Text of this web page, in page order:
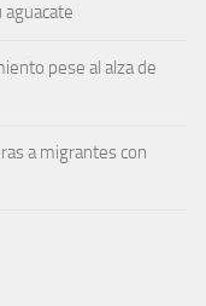
aguacate
pese al alza de
a migrantes con